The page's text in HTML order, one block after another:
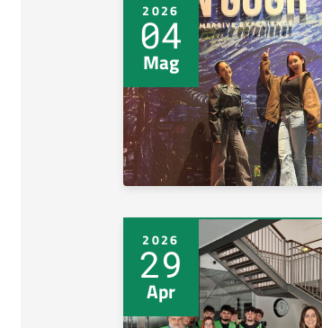
2026
04
Mag
2026
29
Apr